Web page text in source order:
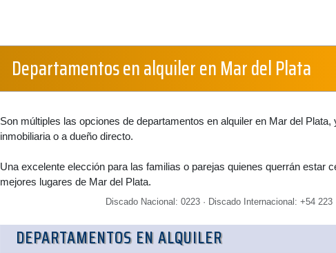
Departamentos en alquiler en Mar del Plata
Son múltiples las opciones de departamentos en alquiler en Mar del Plata,
inmobiliaria o a dueño directo.
Una excelente elección para las familias o parejas quienes querrán estar
mejores lugares de Mar del Plata.
Discado Nacional: 0223 · Discado Internacional: +54 223
DEPARTAMENTOS EN ALQUILER